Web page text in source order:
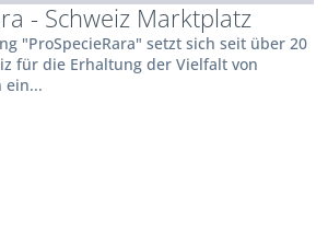
- Schweiz Marktplatz
"ProSpecieRara" setzt sich seit über 20
für die Erhaltung der Vielfalt von
ein...